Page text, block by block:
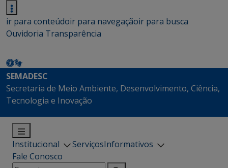
ir para conteúdoir para navegaçãoir para busca
Ouvidoria Transparência
SEMADESC
Secretaria de Meio Ambiente, Desenvolvimento, Ciência,
Tecnologia e Inovação
Institucional ServiçosInformativos
Fale Conosco